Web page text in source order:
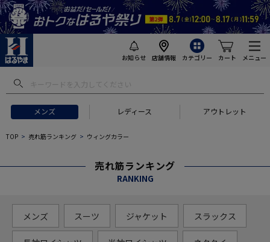
お知らせ 店舗情報 カテゴリー カート メニュー
メンズ レディース アウトレット
TOP 売れ筋ランキング ウィングカラー
売れ筋ランキング
RANKING
メンズ スーツ ジャケット スラックス